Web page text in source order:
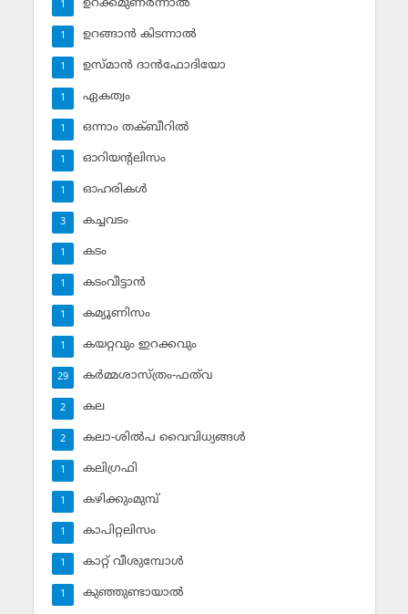
ഉറക്കമുണര്‍ന്നാല്‍
1
ഉറങ്ങാന്‍ കിടന്നാല്‍
1
ഉസ്മാന്‍ ദാന്‍ഫോദിയോ
1
ഏകത്വം
1
ഒന്നാം തക്ബീറില്‍
1
ഓറിയന്റലിസം
1
ഓഹരികള്‍
1
കച്ചവടം
3
കടം
1
കടംവീട്ടാന്‍
1
കമ്യൂണിസം
1
കയറ്റവും ഇറക്കവും
1
കര്‍മ്മശാസ്ത്രം-ഫത്‌വ
29
കല
2
കലാ-ശില്‍പ വൈവിധ്യങ്ങള്‍
2
കലിഗ്രഫി
1
കഴിക്കുംമുമ്പ്
1
കാപിറ്റലിസം
1
കാറ്റ് വീശുമ്പോള്‍
1
കുഞ്ഞുണ്ടായാല്‍
1